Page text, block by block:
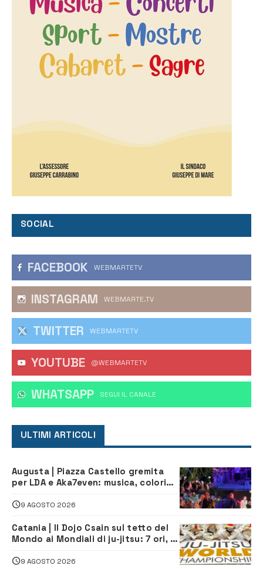
SOCIAL
FACEBOOK WEBMARTETV
INSTAGRAM WEBMARTE.TV
TWITTER WEBMARTETV
YOUTUBE @WEBMARTETV
WHATSAPP ‎SEGUI IL CANALE
ULTIMI ARTICOLI
Augusta | Piazza Castello gremita
per LDA e Aka7even: musica, colori
9 AGOSTO 2026
Catania | Il Dojo Csain sul tetto del
Mondo ai Mondiali di ju-jitsu: 7 ori, 4
9 AGOSTO 2026